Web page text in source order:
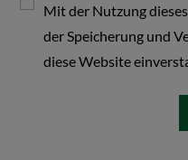
Mit der Nutzung
der Speicherung und
diese Website